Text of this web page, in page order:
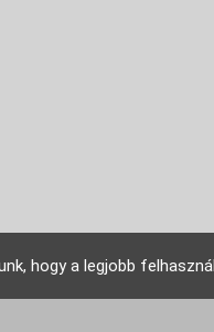
hogy a legjobb